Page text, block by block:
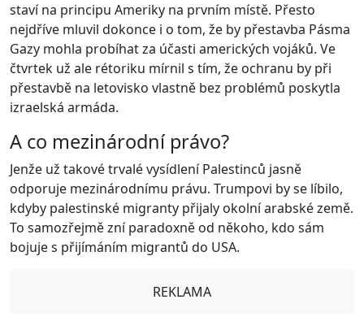
staví na principu Ameriky na prvním místě. Přesto
nejdříve mluvil dokonce i o tom, že by přestavba Pásma
Gazy mohla probíhat za účasti amerických vojáků. Ve
čtvrtek už ale rétoriku mírnil s tím, že ochranu by při
přestavbě na letovisko vlastně bez problémů poskytla
izraelská armáda.
A co mezinárodní právo?
Jenže už takové trvalé vysídlení Palestinců jasně
odporuje mezinárodnímu právu. Trumpovi by se líbilo,
kdyby palestinské migranty přijaly okolní arabské země.
To samozřejmě zní paradoxně od někoho, kdo sám
bojuje s přijímáním migrantů do USA.
REKLAMA